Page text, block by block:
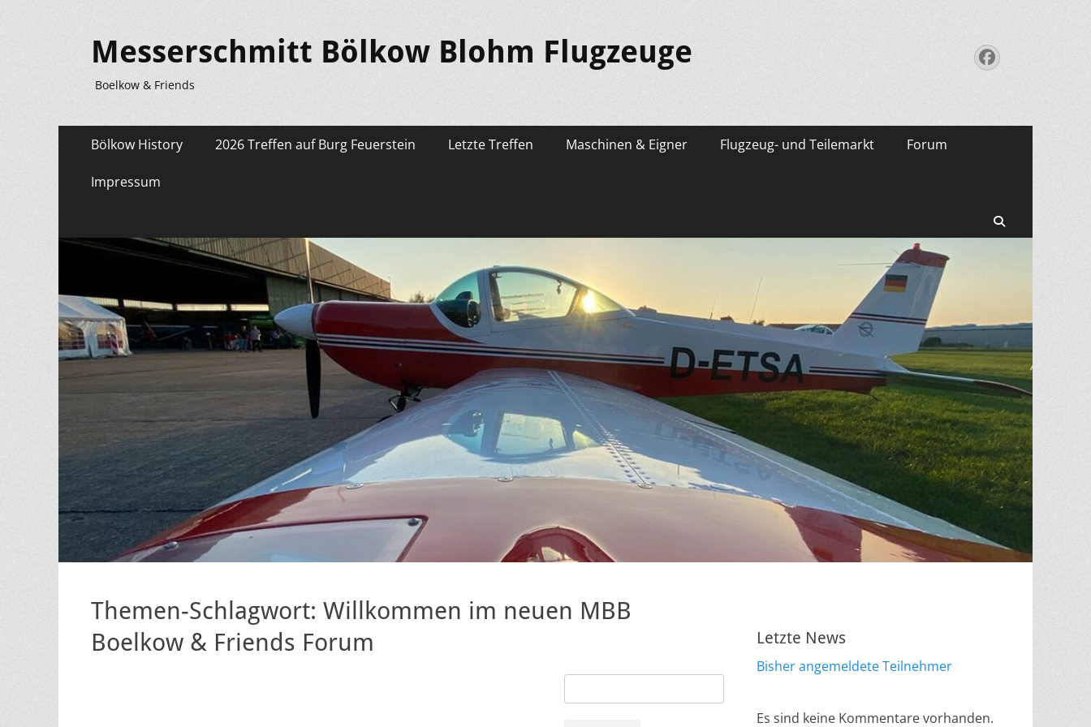
Messerschmitt Bölkow Blohm Flugzeuge
Boelkow & Friends
Facebook
Primäres
Inhalt
springen
Bölkow History 2026 Treffen auf Burg Feuerstein Letzte Treffen Maschinen & Eigner Flugzeug- und Teilemarkt Forum
Impressum
Themen-Schlagwort: Willkommen im neuen MBB
Boelkow & Friends Forum
Letzte News
Bisher angemeldete Teilnehmer
Es sind keine Kommentare vorhanden.